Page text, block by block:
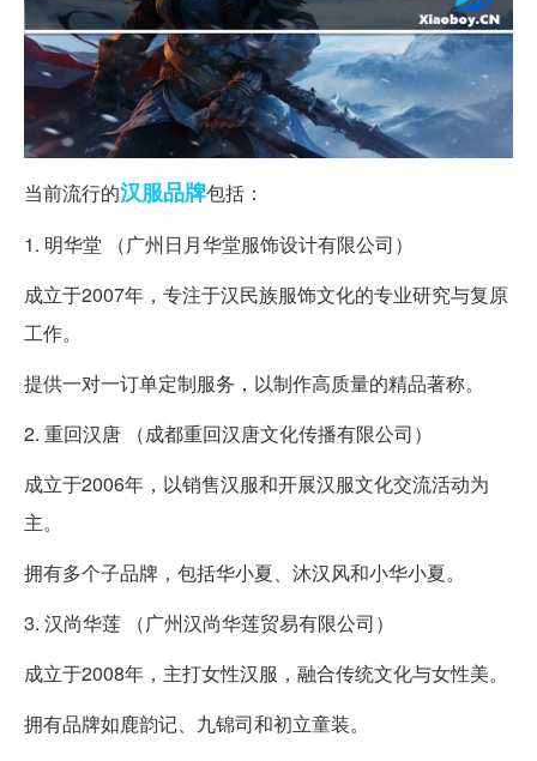
当前流行的汉服品牌包括：
1. 明华堂 （广州日月华堂服饰设计有限公司）
成立于2007年，专注于汉民族服饰文化的专业研究与复原
工作。
提供一对一订单定制服务，以制作高质量的精品著称。
2. 重回汉唐 （成都重回汉唐文化传播有限公司）
成立于2006年，以销售汉服和开展汉服文化交流活动为
主。
拥有多个子品牌，包括华小夏、沐汉风和小华小夏。
3. 汉尚华莲 （广州汉尚华莲贸易有限公司）
成立于2008年，主打女性汉服，融合传统文化与女性美。
拥有品牌如鹿韵记、九锦司和初立童装。